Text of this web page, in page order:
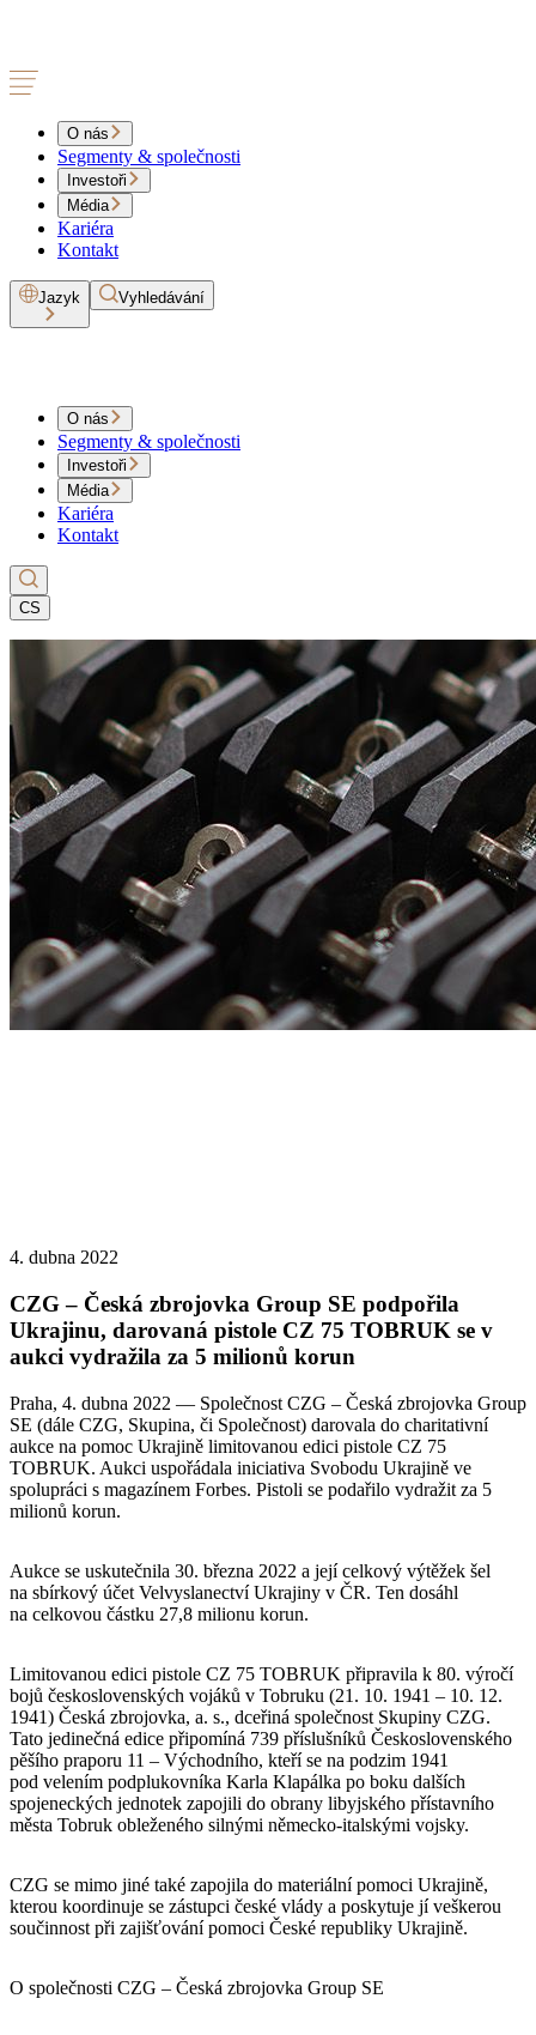
O nás
Segmenty & společnosti
Investoři
Média
Kariéra
Kontakt
Jazyk Vyhledávání
O nás
Segmenty & společnosti
Investoři
Média
Kariéra
Kontakt
CS
4. dubna 2022
CZG – Česká zbrojovka Group SE podpořila
Ukrajinu, darovaná pistole CZ 75 TOBRUK se v
aukci vydražila za 5 milionů korun
Praha, 4. dubna 2022 ― Společnost CZG – Česká zbrojovka Group
SE (dále CZG, Skupina, či Společnost) darovala do charitativní
aukce na pomoc Ukrajině limitovanou edici pistole CZ 75
TOBRUK. Aukci uspořádala iniciativa Svobodu Ukrajině ve
spolupráci s magazínem Forbes. Pistoli se podařilo vydražit za 5
milionů korun.
Aukce se uskutečnila 30. března 2022 a její celkový výtěžek šel
na sbírkový účet Velvyslanectví Ukrajiny v ČR. Ten dosáhl
na celkovou částku 27,8 milionu korun.
Limitovanou edici pistole CZ 75 TOBRUK připravila k 80. výročí
bojů československých vojáků v Tobruku (21. 10. 1941 – 10. 12.
1941) Česká zbrojovka, a. s., dceřiná společnost Skupiny CZG.
Tato jedinečná edice připomíná 739 příslušníků Československého
pěšího praporu 11 – Východního, kteří se na podzim 1941
pod velením podplukovníka Karla Klapálka po boku dalších
spojeneckých jednotek zapojili do obrany libyjského přístavního
města Tobruk obleženého silnými německo-italskými vojsky.
CZG se mimo jiné také zapojila do materiální pomoci Ukrajině,
kterou koordinuje se zástupci české vlády a poskytuje jí veškerou
součinnost při zajišťování pomoci České republiky Ukrajině.
O společnosti CZG – Česká zbrojovka Group SE